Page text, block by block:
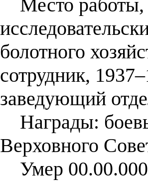
Место работы,
болотного
сотрудник,
заведующий
Награды:
Верховного
Умер